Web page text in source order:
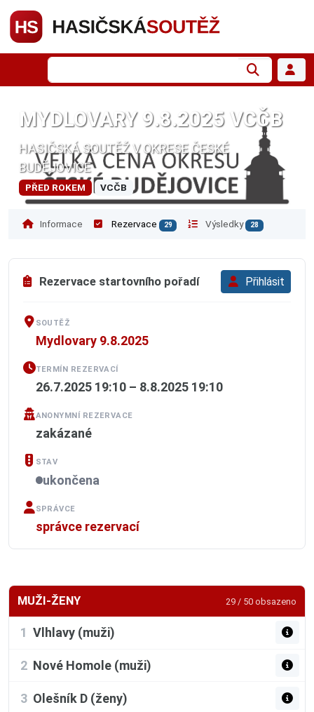
MYDLOVARY 9.8.2025 VCČB
HASIČSKÁ SOUTĚŽ V OKRESE ČESKÉ
BUDĚJOVICE
PŘED ROKEM VCČB
Informace Rezervace 29 Výsledky 28
Rezervace startovního pořadí Přihlásit
SOUTĚŽ
Mydlovary 9.8.2025
TERMÍN REZERVACÍ
26.7.2025 19:10 – 8.8.2025 19:10
ANONYMNÍ REZERVACE
zakázané
STAV
ukončena
SPRÁVCE
správce rezervací
MUŽI-ŽENY 29 / 50 obsazeno
1 Vlhlavy (muži)
2 Nové Homole (muži)
3 Olešník D (ženy)